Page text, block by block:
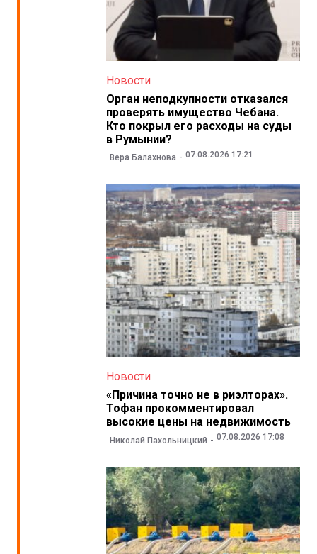
Новости
Орган неподкупности отказался
проверять имущество Чебана.
Кто покрыл его расходы на суды
в Румынии?
Вера Балахнова 07.08.2026 17:21
Новости
«Причина точно не в риэлторах».
Тофан прокомментировал
высокие цены на недвижимость
Николай Пахольницкий 07.08.2026 17:08